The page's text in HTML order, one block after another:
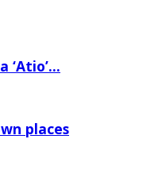
‘Atio’...
places